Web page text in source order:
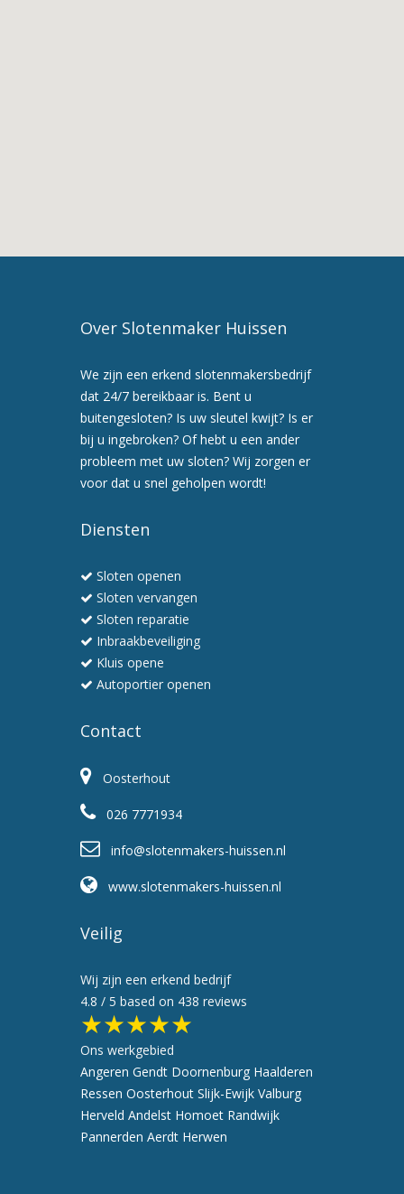
Slotenmaker
afspraak
preventiebezoek
professioneel
Over Slotenmaker Huissen
We zijn een erkend slotenmakersbedrijf
dat 24/7 bereikbaar is. Bent u
buitengesloten? Is uw sleutel kwijt? Is er
bij u ingebroken? Of hebt u een ander
probleem met uw sloten? Wij zorgen er
voor dat u snel geholpen wordt!
Diensten
Sloten openen
Sloten vervangen
Sloten reparatie
Inbraakbeveiliging
Kluis opene
Autoportier openen
Contact
Oosterhout
026 7771934
info@slotenmakers-huissen.nl
www.slotenmakers-huissen.nl
Veilig
Wij zijn een erkend bedrijf
4.8 / 5 based on 438 reviews
★★★★★
Ons werkgebied
Angeren Gendt Doornenburg Haalderen
Ressen Oosterhout Slijk-Ewijk Valburg
Herveld Andelst Homoet Randwijk
Pannerden Aerdt Herwen